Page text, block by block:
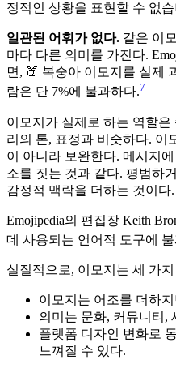
정적인 상황을 표현할 수 없
일관된 어휘가 없다. 같은 이
마다 다른 의미를 가진다.
면, 🍑 복숭아 이모지를 실제
람은 단 7%에 불과하다.7
이모지가 실제로 하는 역할은
리의 톤, 표정과 비슷하다. 이
이 아니라 보완한다. 메시지
소를 짓는 것과 같다. 평범하
감정적 맥락을 더하는 것이다.
Emojipedia의 편집장 Keith
데 사용되는 언어적 도구에
실질적으로, 이모지는 세 가
이모지는 어조를 더하
의미는 문화, 커뮤니티,
플랫폼 디자인 변화로
느껴질 수 있다.